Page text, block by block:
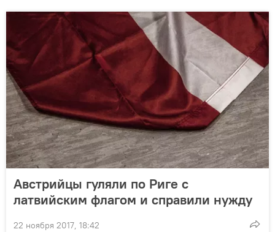
Австрийцы гуляли по Риге с
латвийским флагом и справили нужду
22 ноября 2017, 18:42